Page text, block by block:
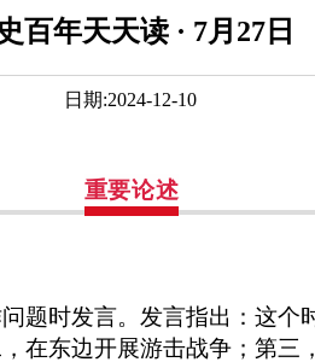
百年天天读 · 7月27日
日期:2024-12-10
重要论述
题时发言。发言指出：这
在东边开展游击战争；第